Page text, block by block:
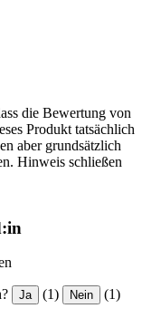
die Bewertung von
Produkt tatsächlich
aber grundsätzlich
Hinweis schließen
Ja (1) Nein (1)